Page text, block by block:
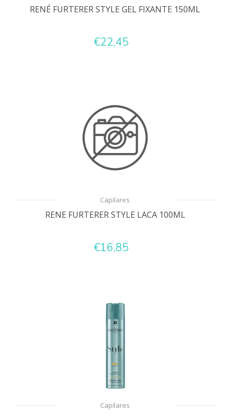
RENÉ FURTERER STYLE GEL FIXANTE 150ML
€22,45
Capilares
RENE FURTERER STYLE LACA 100ML
€16,85
Capilares